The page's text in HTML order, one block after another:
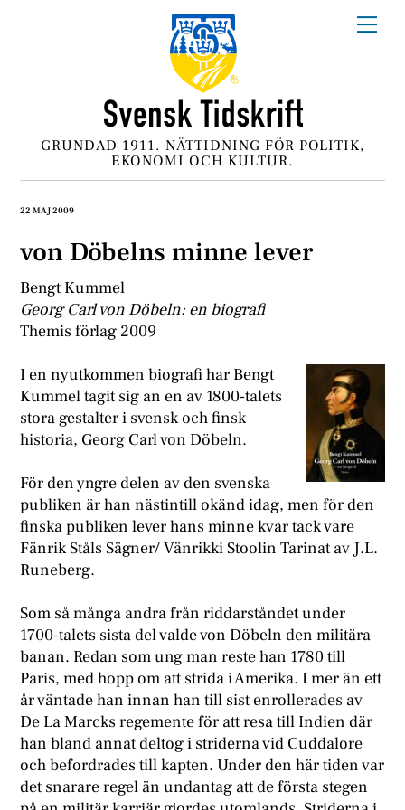
GRUNDAD 1911. NÄTTIDNING FÖR POLITIK,
EKONOMI OCH KULTUR.
22 MAJ 2009
von Döbelns minne lever
Bengt Kummel
Georg Carl von Döbeln: en biografi
Themis förlag 2009
I en nyutkommen biografi har Bengt
Kummel tagit sig an en av 1800-talets
stora gestalter i svensk och finsk
historia, Georg Carl von Döbeln.
För den yngre delen av den svenska
publiken är han nästintill okänd idag, men för den
finska publiken lever hans minne kvar tack vare
Fänrik Ståls Sägner/ Vänrikki Stoolin Tarinat av J.L.
Runeberg.
Som så många andra från riddarståndet under
1700-talets sista del valde von Döbeln den militära
banan. Redan som ung man reste han 1780 till
Paris, med hopp om att strida i Amerika. I mer än ett
år väntade han innan han till sist enrollerades av
De La Marcks regemente för att resa till Indien där
han bland annat deltog i striderna vid Cuddalore
och befordrades till kapten. Under den här tiden var
det snarare regel än undantag att de första stegen